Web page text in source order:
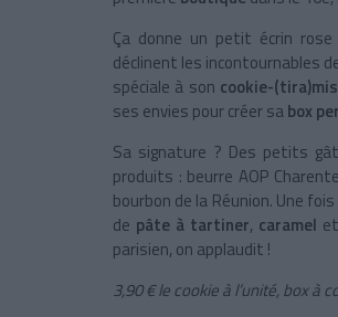
Ça donne un petit écrin
déclinent les incontournables
spéciale à son cookie-
ses envies pour créer sabox
Sa signature ? Des petits
produits : beurre AOP
bourbon de la Réunion. Une
de pâte à tartiner, caramel et
parisien, on applaudit !
3,90€ lecookie à l’unité, box à